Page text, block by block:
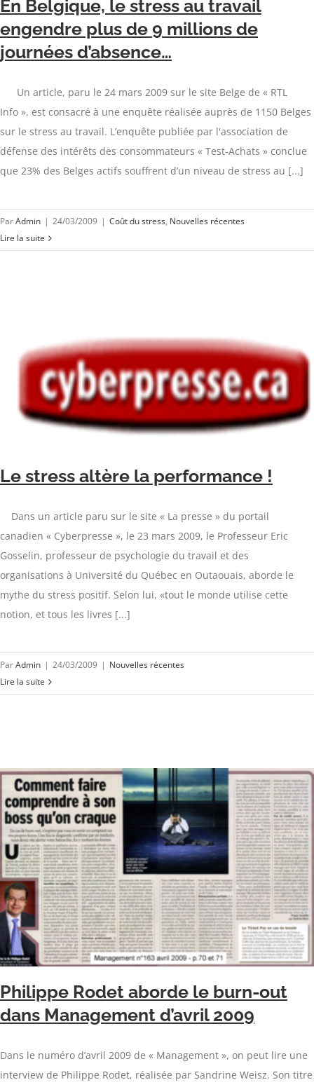
En Belgique, le stress au travail
engendre plus de 9 millions de
journées d’absence…
Un article, paru le 24 mars 2009 sur le site Belge de « RTL
Info », est consacré à une enquête réalisée auprès de 1150 Belges
sur le stress au travail. L’enquête publiée par l'association de
défense des intérêts des consommateurs « Test-Achats » conclue
que 23% des Belges actifs souffrent d’un niveau de stress au [...]
ParAdmin | 24/03/2009 | Coût du stress, Nouvelles récentes
Lire la suite
Le stress altère la performance !
Dans un article paru sur le site « La presse » du portail
canadien « Cyberpresse », le 23 mars 2009, le Professeur Eric
Gosselin, professeur de psychologie du travail et des
organisations à Université du Québec en Outaouais, aborde le
mythe du stress positif. Selon lui, «tout le monde utilise cette
notion, et tous les livres [...]
ParAdmin | 24/03/2009 | Nouvelles récentes
Lire la suite
Philippe Rodet aborde le burn-out
dans Management d’avril 2009
Dans le numéro d’avril 2009 de « Management », on peut lire une
interview de Philippe Rodet, réalisée par Sandrine Weisz. Son titre